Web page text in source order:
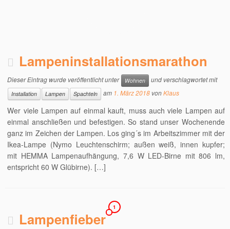
Lampeninstallationsmarathon
Dieser Eintrag wurde veröffentlicht unter Wohnen und verschlagwortet mit
Installation Lampen Spachteln am 1. März 2018 vonKlaus
Wer viele Lampen auf einmal kauft, muss auch viele Lampen auf
einmal anschließen und befestigen. So stand unser Wochenende
ganz im Zeichen der Lampen. Los ging´s im Arbeitszimmer mit der
Ikea-Lampe (Nymo Leuchtenschirm; außen weiß, innen kupfer;
mit HEMMA Lampenaufhängung, 7,6 W LED-Birne mit 806 lm,
entspricht 60 W Glübirne). […]
Lampenfieber
1